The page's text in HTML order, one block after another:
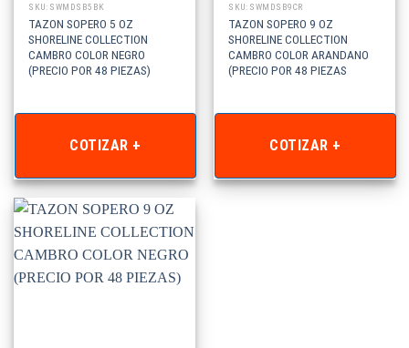
SKU: SWMDSB5BK
TAZON SOPERO 5 OZ
SHORELINE COLLECTION
CAMBRO COLOR NEGRO
(PRECIO POR 48 PIEZAS)
COTIZAR +
SKU: SWMDSB9CR
TAZON SOPERO 9 OZ
SHORELINE COLLECTION
CAMBRO COLOR ARANDANO
(PRECIO POR 48 PIEZAS
COTIZAR +